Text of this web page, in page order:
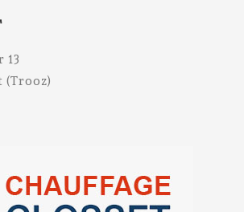
13
(Trooz)